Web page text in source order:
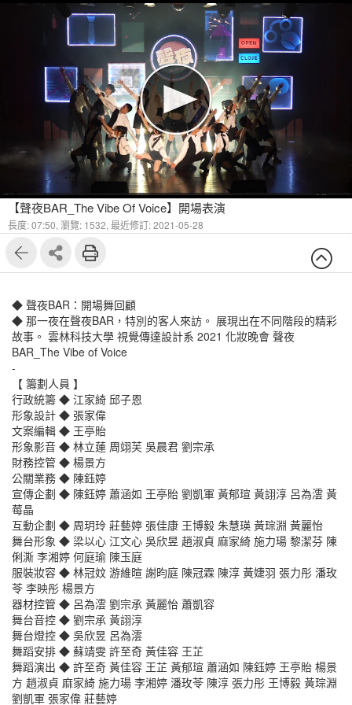
【聲夜BAR_The Vibe Of Voice】開場表演
長度: 07:50, 瀏覽: 1532, 最近修訂: 2021-05-28
◆ 聲夜BAR：開場舞回顧
◆ 那一夜在聲夜BAR，特別的客人來訪。 展現出在不同階段的精彩
故事。 雲林科技大學 視覺傳達設計系 2021 化妝晚會 聲夜
BAR_The Vibe of Voice
-
【 籌劃人員 】
行政統籌 ◆ 江家綺 邱子恩
形象設計 ◆ 張家偉
文案編輯 ◆ 王亭貽
形象影音 ◆ 林立蓮 周翊芙 吳晨君 劉宗承
財務控管 ◆ 楊景方
公關業務 ◆ 陳鈺婷
宣傳企劃 ◆ 陳鈺婷 蕭涵如 王亭貽 劉凱軍 黃郁瑄 黃詡淳 呂為澐 黃
莓晶
互動企劃 ◆ 周玥玲 莊藝婷 張佳康 王博毅 朱慧瑛 黃琮淵 黃麗怡
舞台形象 ◆ 梁以心 江文心 吳欣昱 趙淑貞 麻家綺 施力瑒 黎潔芬 陳
俐澌 李湘婷 何庭瑜 陳玉庭
服裝妝容 ◆ 林冠妏 游維暄 謝昀庭 陳冠霖 陳淳 黃婕羽 張力彤 潘玫
苓 李映彤 楊景方
器材控管 ◆ 呂為澐 劉宗承 黃麗怡 蕭凱容
舞台音控 ◆ 劉宗承 黃詡淳
舞台燈控 ◆ 吳欣昱 呂為澐
舞蹈安排 ◆ 蘇靖雯 許至奇 黃佳容 王芷
舞蹈演出 ◆ 許至奇 黃佳容 王芷 黃郁瑄 蕭涵如 陳鈺婷 王亭貽 楊景
方 趙淑貞 麻家綺 施力瑒 李湘婷 潘玫苓 陳淳 張力彤 王博毅 黃琮淵
劉凱軍 張家偉 莊藝婷